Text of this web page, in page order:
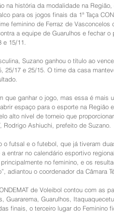
na história da modalidade na
para os jogos finais da 1ª Taça
feminino de Ferraz de
a equipe de Guarulhos e fechar
e 15/11.
Suzano ganhou o título ao
25/17 e 25/15. O time da casa
que ganhar o jogo, mas essa é mais
espaço para o esporte na
alto nível de torneio que
Rodrigo Ashiuchi, prefeito de Suzano.
o futsal e o futebol, que já tiveram
entrar no calendário esportivo
no feminino, e os
adiantou o coordenador da Câmara
de Voleibol contou com as
Guararema, Guarulhos,
finais, o terceiro lugar do Feminino